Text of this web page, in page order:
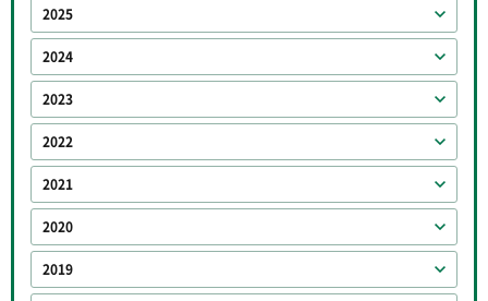
2025
2024
2023
2022
2021
2020
2019